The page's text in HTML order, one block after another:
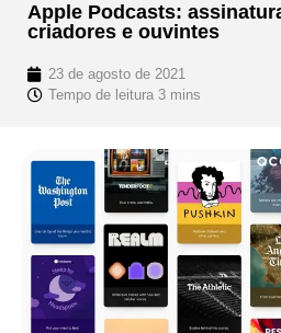
Apple Podcasts:
criadores e ouvintes
23 de agosto de 2021